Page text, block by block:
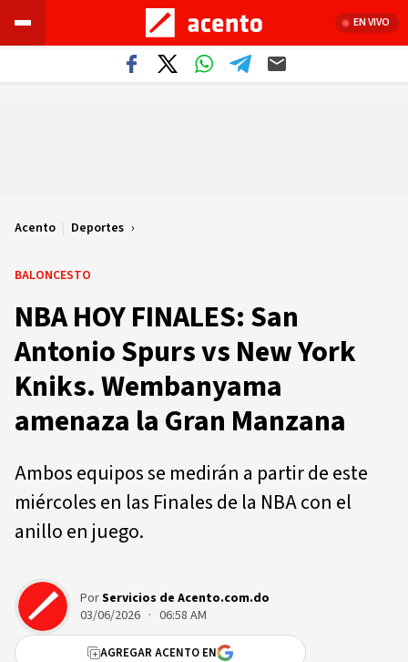
EN VIVO
Acento | Deportes
BALONCESTO
NBA HOY FINALES: San
Antonio Spurs vs New York
Kniks. Wembanyama
amenaza la Gran Manzana
Ambos equipos se medirán a partir de este
miércoles en las Finales de la NBA con el
anillo en juego.
PorServicios de Acento.com.do
03/06/2026 · 06:58 AM
AGREGAR ACENTO EN